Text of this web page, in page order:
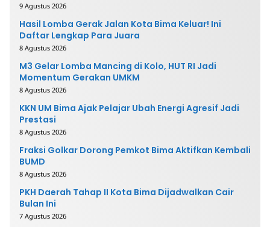
9 Agustus 2026
Hasil Lomba Gerak Jalan Kota Bima Keluar! Ini
Daftar Lengkap Para Juara
8 Agustus 2026
M3 Gelar Lomba Mancing di Kolo, HUT RI Jadi
Momentum Gerakan UMKM
8 Agustus 2026
KKN UM Bima Ajak Pelajar Ubah Energi Agresif Jadi
Prestasi
8 Agustus 2026
Fraksi Golkar Dorong Pemkot Bima Aktifkan Kembali
BUMD
8 Agustus 2026
PKH Daerah Tahap II Kota Bima Dijadwalkan Cair
Bulan Ini
7 Agustus 2026